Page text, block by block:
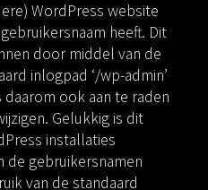
WordPress website
heeft. Dit
door middel van de
inlogpad ‘/wp-admin’
ook aan te raden
Gelukkig is dit
installaties
de gebruikersnamen
van de standaard